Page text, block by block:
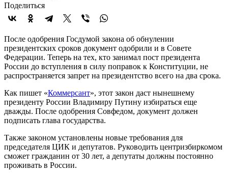
Поделиться
После одобрения Госдумой закона об обнулении
президентских сроков документ одобрили и в Совете
Федерации. Теперь на тех, кто занимал пост президента
России до вступления в силу поправок к Конституции, не
распространяется запрет на президентство всего на два срока.
Как пишет «Коммерсант», этот закон даст нынешнему
президенту России Владимиру Путину избираться еще
дважды. После одобрения Совфедом, документ должен
подписать глава государства.
Также законом установлены новые требования для
председателя ЦИК и депутатов. Руководить центризбиркомом
сможет гражданин от 30 лет, а депутаты должны постоянно
проживать в России.